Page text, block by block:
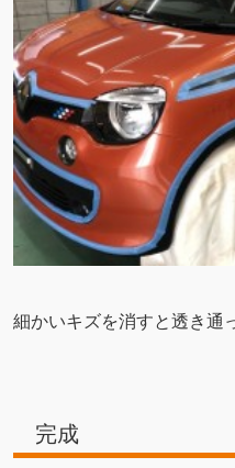
細かいキズを消すと透き通
完成